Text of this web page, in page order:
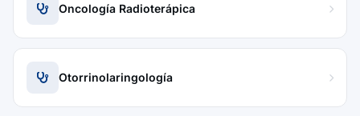
Oncología Radioterápica
Otorrinolaringología